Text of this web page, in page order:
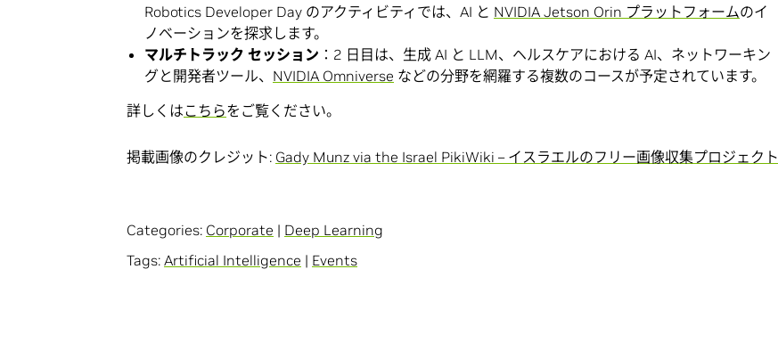
Robotics Developer Day のアクティビティでは、AI と NVIDIA Jetson Orin プラットフォームのイ
ノベーションを探求します。
マルチトラック セッション ：2 日目は、生成 AI と LLM、ヘルスケアにおける AI、ネットワーキン
グと開発者ツール、 NVIDIA Omniverse などの分野を網羅する複数のコースが予定されています。
詳しくはこちらをご覧ください。
掲載画像のクレジット: Gady Munz via the Israel PikiWiki – イスラエルのフリー画像収集プロジェクト
Categories: Corporate | Deep Learning
Tags: Artificial Intelligence | Events